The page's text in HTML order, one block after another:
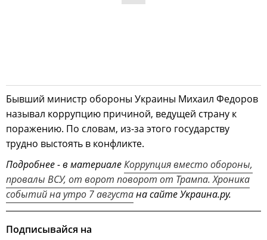
Бывший министр обороны Украины Михаил Федоров
называл коррупцию причиной, ведущей страну к
поражению. По словам, из-за этого государству
трудно выстоять в конфликте.
Подробнее - в материалеКоррупция вместо обороны,
провалы ВСУ, от ворот поворот от Трампа. Хроника
событий на утро 7 августана сайте Украина.ру.
Подписывайся на